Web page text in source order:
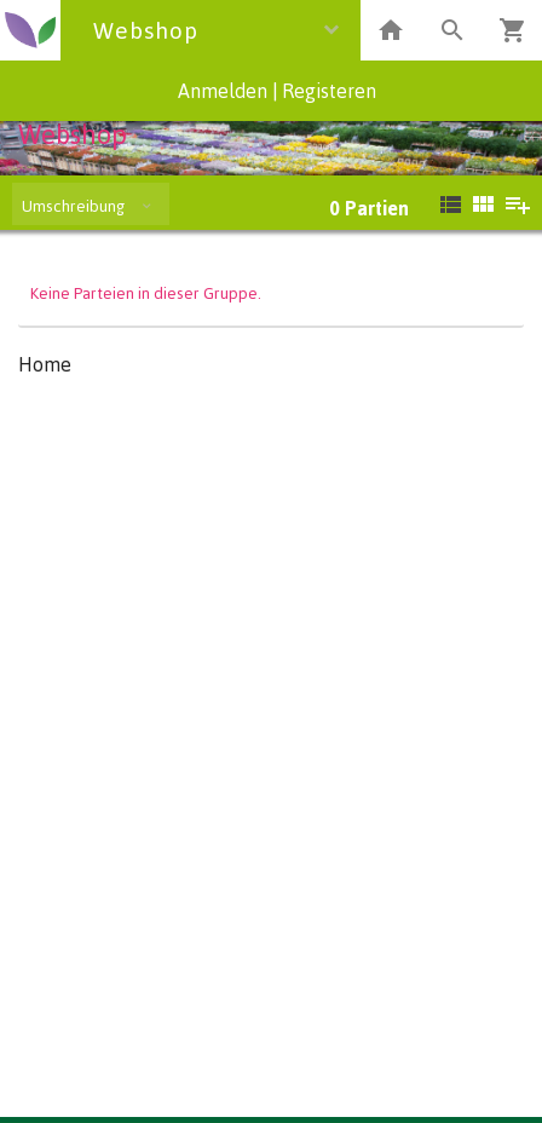
Webshop
Anmelden Registeren
Webshop
Umschreibung 0 Partien
Keine Parteien in dieser Gruppe.
Home